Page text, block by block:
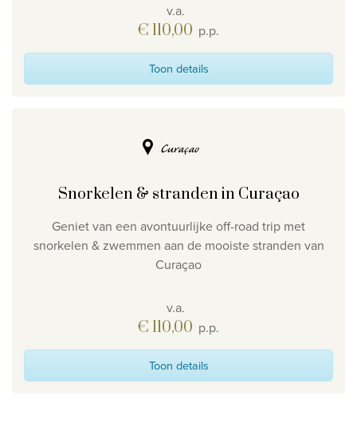
v.a.
€ 110,00 p.p.
Toon details
Curaçao
Snorkelen & stranden in Curaçao
Geniet van een avontuurlijke off-road trip met
snorkelen & zwemmen aan de mooiste stranden van
Curaçao
v.a.
€ 110,00 p.p.
Toon details